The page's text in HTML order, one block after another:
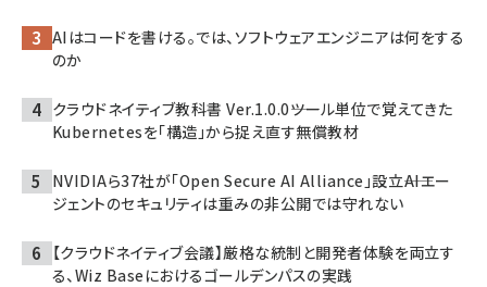
AIはコードを書ける。では、ソフトウェアエンジニアは何をする
のか
クラウドネイティブ教科書 Ver.1.0.0――ツール単位で覚えてきた
Kubernetesを「構造」から捉え直す無償教材
NVIDIAら37社が「Open Secure AI Alliance」設立――AIエー
ジェントのセキュリティは重みの非公開では守れない
【クラウドネイティブ会議】厳格な統制と開発者体験を両立す
る、Wiz Baseにおけるゴールデンパスの実践